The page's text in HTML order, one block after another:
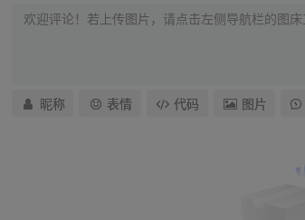
的后面，觉得自己好象是多余的。
子的时候，那丫拉了拉他的手。他点点头，
见。想离开，我很火，一杯奶茶不就是三块
昵称 表情 代码 图片